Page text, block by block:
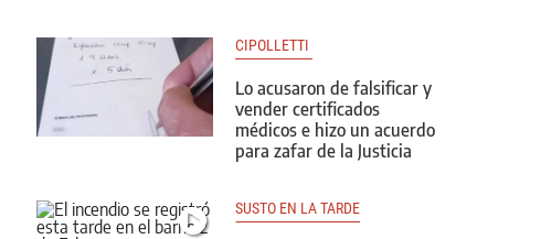
CIPOLLETTI
Lo acusaron de falsificar y
vender certificados
médicos e hizo un acuerdo
para zafar de la Justicia
SUSTO EN LA TARDE